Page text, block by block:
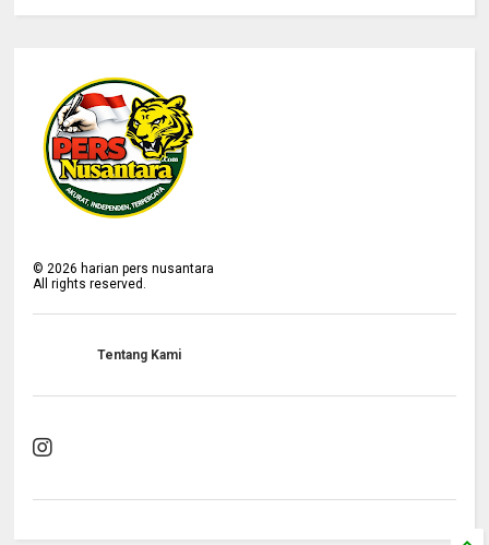
© 2026 harian pers nusantara
All rights reserved.
Tentang Kami